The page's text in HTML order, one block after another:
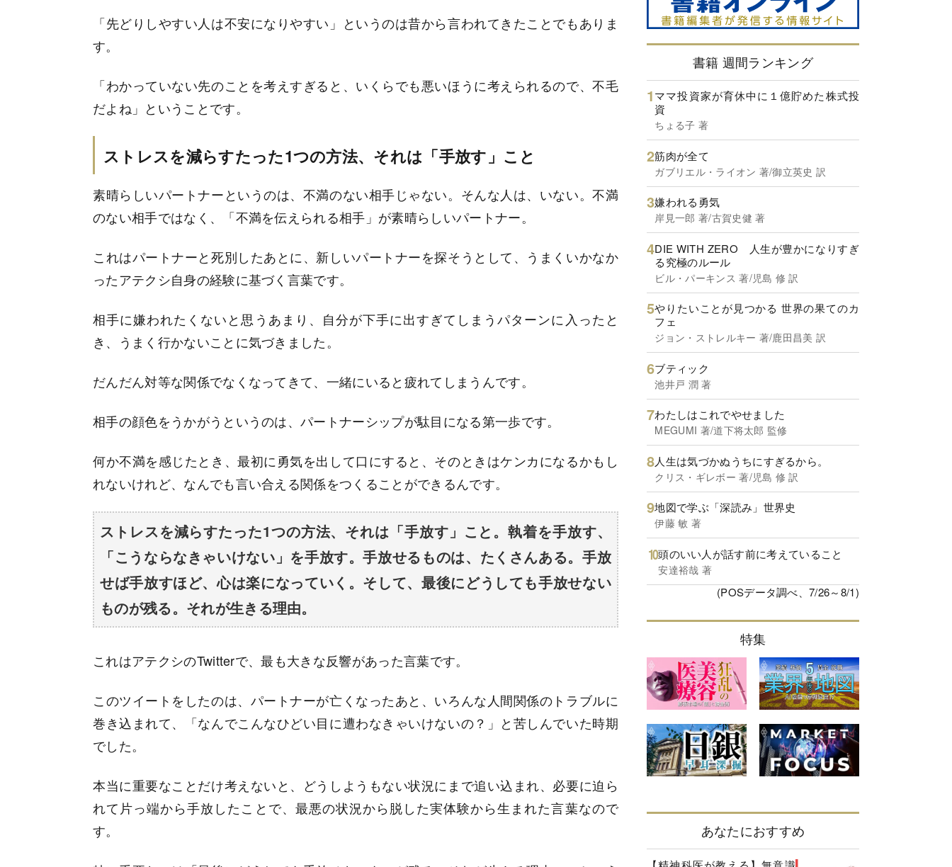
「先どりしやすい人は不安になりやすい」というのは昔から言われてきたことでもありま
す。
「わかっていない先のことを考えすぎると、いくらでも悪いほうに考えられるので、不毛
だよね」ということです。
ストレスを減らすたった1つの方法、それは「手放す」こと
素晴らしいパートナーというのは、不満のない相手じゃない。そんな人は、いない。不満
のない相手ではなく、「不満を伝えられる相手」が素晴らしいパートナー。
これはパートナーと死別したあとに、新しいパートナーを探そうとして、うまくいかなか
ったアテクシ自身の経験に基づく言葉です。
相手に嫌われたくないと思うあまり、自分が下手に出すぎてしまうパターンに入ったと
き、うまく行かないことに気づきました。
だんだん対等な関係でなくなってきて、一緒にいると疲れてしまうんです。
相手の顔色をうかがうというのは、パートナーシップが駄目になる第一歩です。
何か不満を感じたとき、最初に勇気を出して口にすると、そのときはケンカになるかもし
れないけれど、なんでも言い合える関係をつくることができるんです。
ストレスを減らすたった1つの方法、それは「手放す」こと。執着を手放す、
「こうならなきゃいけない」を手放す。手放せるものは、たくさんある。手放
せば手放すほど、心は楽になっていく。そして、最後にどうしても手放せない
ものが残る。それが生きる理由。
これはアテクシのTwitterで、最も大きな反響があった言葉です。
このツイートをしたのは、パートナーが亡くなったあと、いろんな人間関係のトラブルに
巻き込まれて、「なんでこんなひどい目に遭わなきゃいけないの？」と苦しんでいた時期
でした。
本当に重要なことだけ考えないと、どうしようもない状況にまで追い込まれ、必要に迫ら
れて片っ端から手放したことで、最悪の状況から脱した実体験から生まれた言葉なので
す。
書籍 週間ランキング
ママ投資家が育休中に１億貯めた株式投
資
ちょる子 著
筋肉が全て
ガブリエル・ライオン 著/御立英史 訳
嫌われる勇気
岸見一郎 著/古賀史健 著
DIE WITH ZERO 人生が豊かになりすぎ
る究極のルール
ビル・パーキンス 著/児島 修 訳
やりたいことが見つかる 世界の果てのカ
フェ
ジョン・ストレルキー 著/鹿田昌美 訳
ブティック
池井戸 潤 著
わたしはこれでやせました
MEGUMI 著/道下将太郎 監修
人生は気づかぬうちにすぎるから。
クリス・ギレボー 著/児島 修 訳
地図で学ぶ「深読み」世界史
伊藤 敏 著
頭のいい人が話す前に考えていること
安達裕哉 著
(POSデータ調べ、7/26～8/1)
特集
あなたにおすすめ